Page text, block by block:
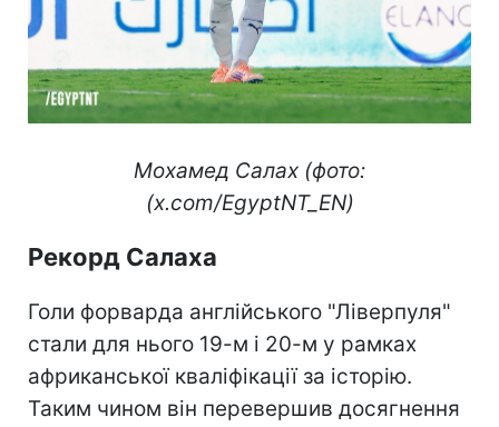
Мохамед Салах (фото:
(x.com/EgyptNT_EN)
Рекорд Салаха
Голи форварда англійського "Ліверпуля"
стали для нього 19-м і 20-м у рамках
африканської кваліфікації за історію.
Таким чином він перевершив досягнення